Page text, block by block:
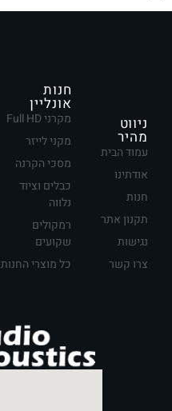
ניווט
מהיר
עמוד הבית
אודתינו
חנות
תקנון אתר
נגישות
צרו קשר
חנות
אונליין
מקרני Full HD
מקני לייזר
מסכי הקרנה
כבלים וציוד
נלווה
רמקולים
שקועים
כל מוצרי החנות